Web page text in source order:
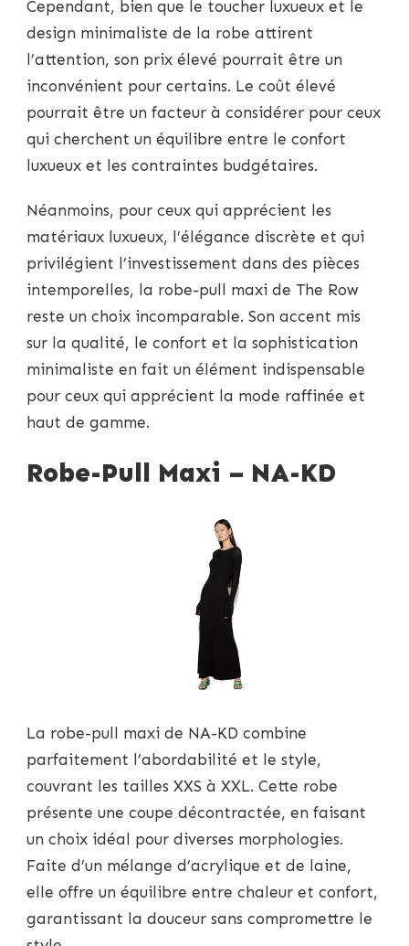
Cependant, bien que le toucher luxueux et le
design minimaliste de la robe attirent
l’attention, son prix élevé pourrait être un
inconvénient pour certains. Le coût élevé
pourrait être un facteur à considérer pour ceux
qui cherchent un équilibre entre le confort
luxueux et les contraintes budgétaires.
Néanmoins, pour ceux qui apprécient les
matériaux luxueux, l’élégance discrète et qui
privilégient l’investissement dans des pièces
intemporelles, la robe-pull maxi de The Row
reste un choix incomparable. Son accent mis
sur la qualité, le confort et la sophistication
minimaliste en fait un élément indispensable
pour ceux qui apprécient la mode raffinée et
haut de gamme.
Robe-Pull Maxi – NA-KD
La robe-pull maxi de NA-KD combine
parfaitement l’abordabilité et le style,
couvrant les tailles XXS à XXL. Cette robe
présente une coupe décontractée, en faisant
un choix idéal pour diverses morphologies.
Faite d’un mélange d’acrylique et de laine,
elle offre un équilibre entre chaleur et confort,
garantissant la douceur sans compromettre le